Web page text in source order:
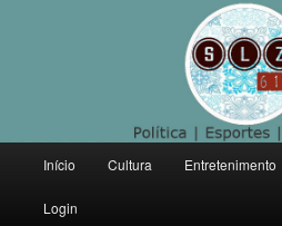
Politica | Esportes | Variedades
principal
Pular
para
Início Cultura Entretenimento
Login